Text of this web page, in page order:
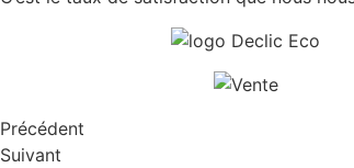
Précédent
Suivant